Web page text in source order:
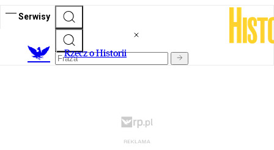
Serwisy
Rzecz o Historii